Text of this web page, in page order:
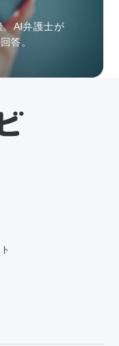
AI弁護士が
答。